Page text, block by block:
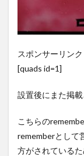
スポンサーリンク
[quads id=1]
設置後にまた掲載
こちらの
rememberとして
方がされている